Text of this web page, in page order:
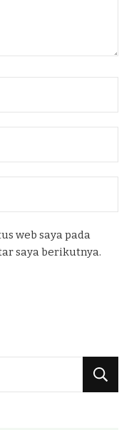
web saya pada
saya berikutnya.